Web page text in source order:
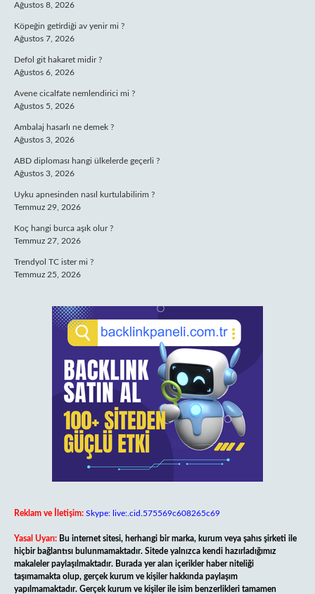
Ağustos 8, 2026
Köpeğin getirdiği av yenir mi ?
Ağustos 7, 2026
Defol git hakaret midir ?
Ağustos 6, 2026
Avene cicalfate nemlendirici mi ?
Ağustos 5, 2026
Ambalaj hasarlı ne demek ?
Ağustos 3, 2026
ABD diploması hangi ülkelerde geçerli ?
Ağustos 3, 2026
Uyku apnesinden nasıl kurtulabilirim ?
Temmuz 29, 2026
Koç hangi burca aşık olur ?
Temmuz 27, 2026
Trendyol TC ister mi ?
Temmuz 25, 2026
Reklam ve İletişim: Skype: live:.cid.575569c608265c69
Yasal Uyarı: Bu internet sitesi, herhangi bir marka, kurum veya şahıs şirketi ile
hiçbir bağlantısı bulunmamaktadır. Sitede yalnızca kendi hazırladığımız
makaleler paylaşılmaktadır. Burada yer alan içerikler haber niteliği
taşımamakta olup, gerçek kurum ve kişiler hakkında paylaşım
yapılmamaktadır. Gerçek kurum ve kişiler ile isim benzerlikleri tamamen